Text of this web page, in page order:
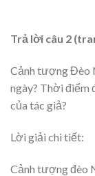
Trả lời câu 2
Cảnh tượng Đèo
ngày? Thời điểm
của tác giả?
Lời giải chi tiết:
Cảnh tượng đèo